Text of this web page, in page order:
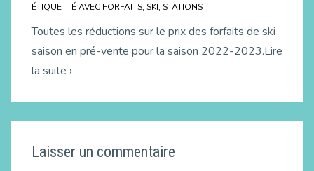
ÉTIQUETTÉ AVEC FORFAITS, SKI, STATIONS
Toutes les réductions sur le prix des forfaits de ski
saison en pré-vente pour la saison 2022-2023.Lire
la suite ›
Laisser un commentaire